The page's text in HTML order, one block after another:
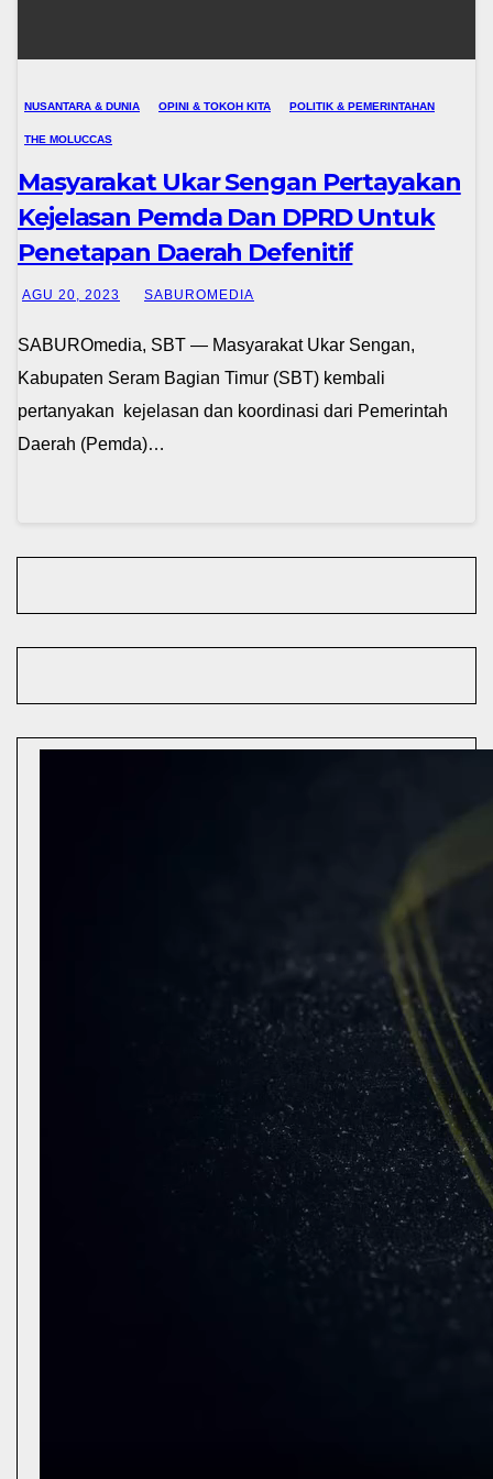
NUSANTARA & DUNIA OPINI & TOKOH KITA POLITIK & PEMERINTAHAN
THE MOLUCCAS
Masyarakat Ukar Sengan Pertayakan
Kejelasan Pemda Dan DPRD Untuk
Penetapan Daerah Defenitif
AGU 20, 2023 SABUROMEDIA
SABUROmedia, SBT — Masyarakat Ukar Sengan,
Kabupaten Seram Bagian Timur (SBT) kembali
pertanyakan kejelasan dan koordinasi dari Pemerintah
Daerah (Pemda)…